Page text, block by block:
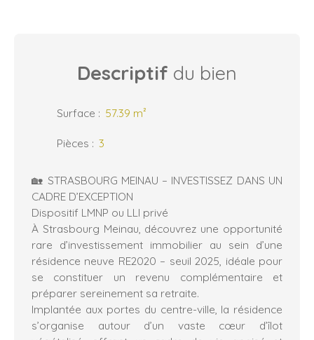
Descriptif du bien
Surface : 57.39 m²
Pièces : 3
🏡 STRASBOURG MEINAU – INVESTISSEZ DANS UN
CADRE D’EXCEPTION
Dispositif LMNP ou LLI privé
À Strasbourg Meinau, découvrez une opportunité
rare d’investissement immobilier au sein d’une
résidence neuve RE2020 – seuil 2025, idéale pour
se constituer un revenu complémentaire et
préparer sereinement sa retraite.
Implantée aux portes du centre-ville, la résidence
s’organise autour d’un vaste cœur d’îlot